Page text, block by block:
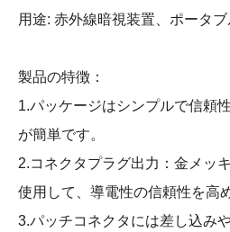
用途: 赤外線暗視装置、ポータ
製品の特徴：
1.パッケージはシンプルで信頼
が簡単です。
2.コネクタプラグ出力：金メッ
使用して、導電性の信頼性を高
3.パッチコネクタには差し込み